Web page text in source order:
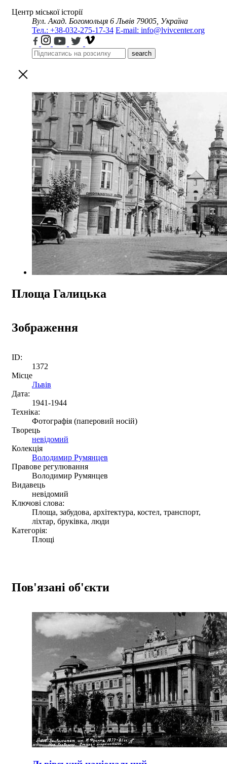
Центр міської історії
Вул. Акад. Богомольця 6 Львів 79005, Україна
Тел.: +38-032-275-17-34 E-mail: info@lvivcenter.org
search
Площа Галицька
Зображення
ID:
1372
Місце
Львів
Дата:
1941-1944
Техніка:
Фотографія (паперовий носій)
Творець
невідомий
Колекція
Володимир Румянцев
Правове регулювання
Володимир Румянцев
Видавець
невідомий
Ключові слова:
Площа, забудова, архітектура, костел, транспорт,
ліхтар, бруківка, люди
Категорія:
Площі
Пов'язані об'єкти